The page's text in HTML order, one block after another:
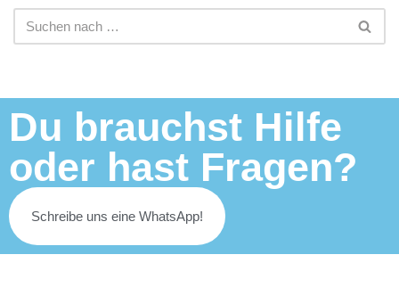
Du brauchst Hilfe
oder hast Fragen?
Schreibe uns eine WhatsApp!